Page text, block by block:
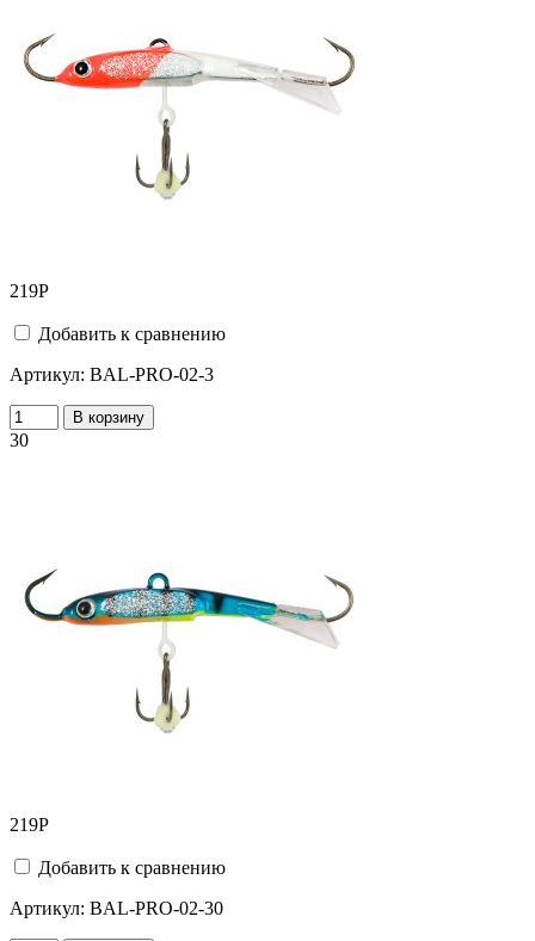
219Р
Добавить к сравнению
Артикул: BAL-PRO-02-3
В корзину
30
219Р
Добавить к сравнению
Артикул: BAL-PRO-02-30